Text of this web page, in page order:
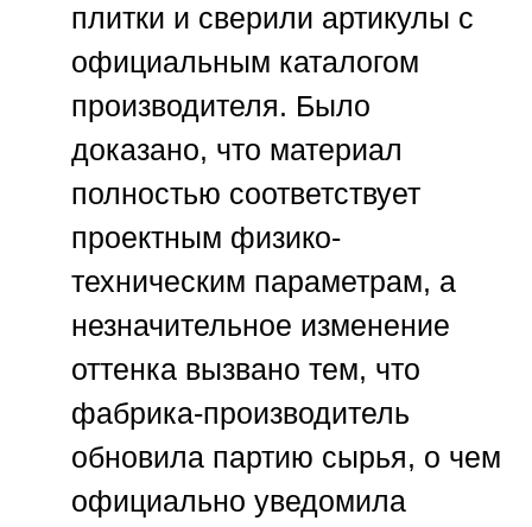
плитки и сверили артикулы с
официальным каталогом
производителя. Было
доказано, что материал
полностью соответствует
проектным физико-
техническим параметрам, а
незначительное изменение
оттенка вызвано тем, что
фабрика-производитель
обновила партию сырья, о чем
официально уведомила